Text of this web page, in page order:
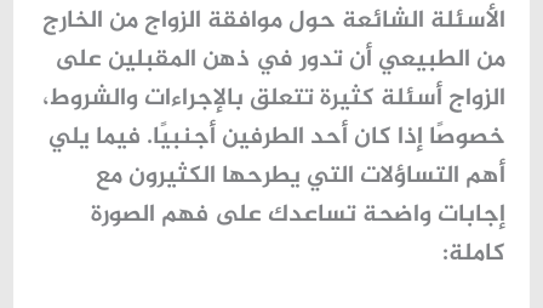
الأسئلة الشائعة حول موافقة الزواج من الخارج
من الطبيعي أن تدور في ذهن المقبلين على
الزواج أسئلة كثيرة تتعلق بالإجراءات والشروط،
خصوصًا إذا كان أحد الطرفين أجنبيًا. فيما يلي
أهم التساؤلات التي يطرحها الكثيرون مع
إجابات واضحة تساعدك على فهم الصورة
كاملة: